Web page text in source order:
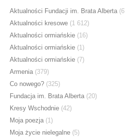
Aktualności Fundacji im. Brata Alberta
Aktualności kresowe (1 612)
Aktualności ormiańskie (16)
Aktualności ormiańskie (1)
Aktualności ormiańskie (7)
Armenia (379)
Co nowego? (325)
Fundacja im. Brata Alberta (20)
Kresy Wschodnie (42)
Moja poezja (1)
Moja życie nielegalne (5)